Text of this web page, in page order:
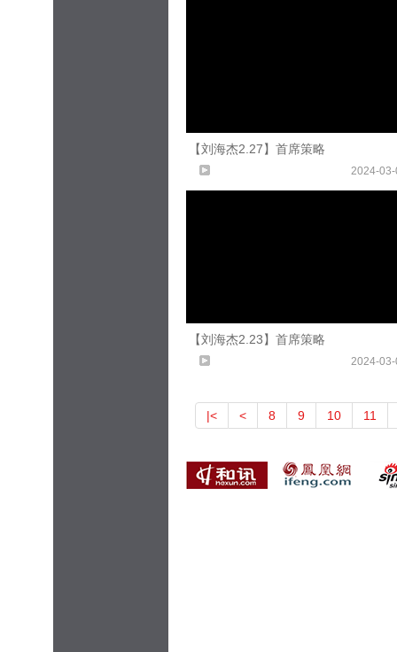
【刘海杰2.27】首席策略
2024-
【刘海杰2.23】首席策略
2024-
|< < 8 9 10 11